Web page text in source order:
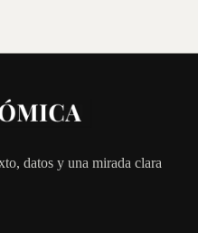
datos y una mirada clara